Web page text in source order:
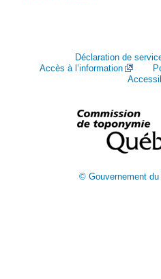
Déclaration de
Accès à l’information
© Gouvernement du